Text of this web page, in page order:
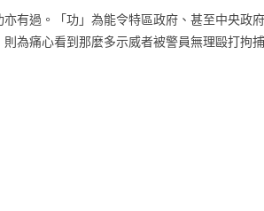
有過。「功」為能令特區政府、甚至中央政
為痛心看到那麼多示威者被警員無理毆打拘